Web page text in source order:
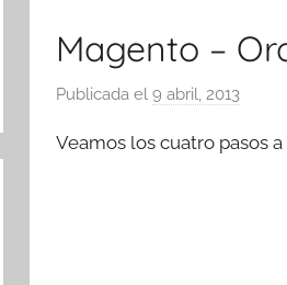
Magento –
Publicada el 9 abril, 2013p
r
Veamos los cuatro pasos